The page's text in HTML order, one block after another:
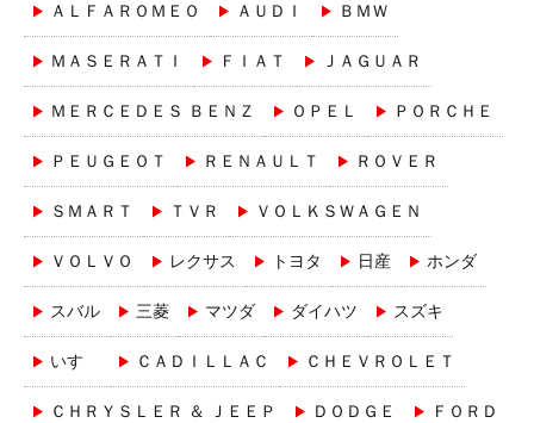
ＡＬＦＡＲＯＭＥＯ ＡＵＤＩ ＢＭＷ
ＭＡＳＥＲＡＴＩ ＦＩＡＴ ＪＡＧＵＡＲ
ＭＥＲＣＥＤＥＳ ＢＥＮＺ ＯＰＥＬ ＰＯＲＣＨＥ
ＰＥＵＧＥＯＴ ＲＥＮＡＵＬＴ ＲＯＶＥＲ
ＳＭＡＲＴ ＴＶＲ ＶＯＬＫＳＷＡＧＥＮ
ＶＯＬＶＯ レクサス トヨタ 日産 ホンダ
スバル 三菱 マツダ ダイハツ スズキ
いすゞ ＣＡＤＩＬＬＡＣ ＣＨＥＶＲＯＬＥＴ
ＣＨＲＹＳＬＥＲ ＆ ＪＥＥＰ ＤＯＤＧＥ ＦＯＲＤ